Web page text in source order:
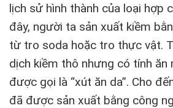
lịch sử hình thành của loại hợp
đây, người ta sản xuất kiềm
từ tro soda hoặc tro thực vật.
dịch kiềm thô nhưng có tính ăn
được gọi là “xút ăn da”. Cho
đã được sản xuất bằng công